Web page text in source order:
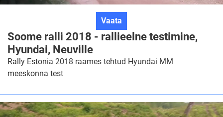
Vaata
ralli
rallieelne
Hyundai,
Neuville
Soome ralli 2018 - rallieelne testimine,
Hyundai, Neuville
Rally Estonia 2018 raames tehtud Hyundai MM
meeskonna test